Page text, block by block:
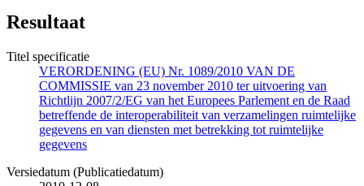
Resultaat
Titel specificatie
VERORDENING (EU) Nr. 1089/2010 VAN DE
COMMISSIE van 23 november 2010 ter uitvoering van
Richtlijn 2007/2/EG van het Europees Parlement en de Raad
betreffende de interoperabiliteit van verzamelingen ruimtelijke
gegevens en van diensten met betrekking tot ruimtelijke
gegevens
Versiedatum (Publicatiedatum)